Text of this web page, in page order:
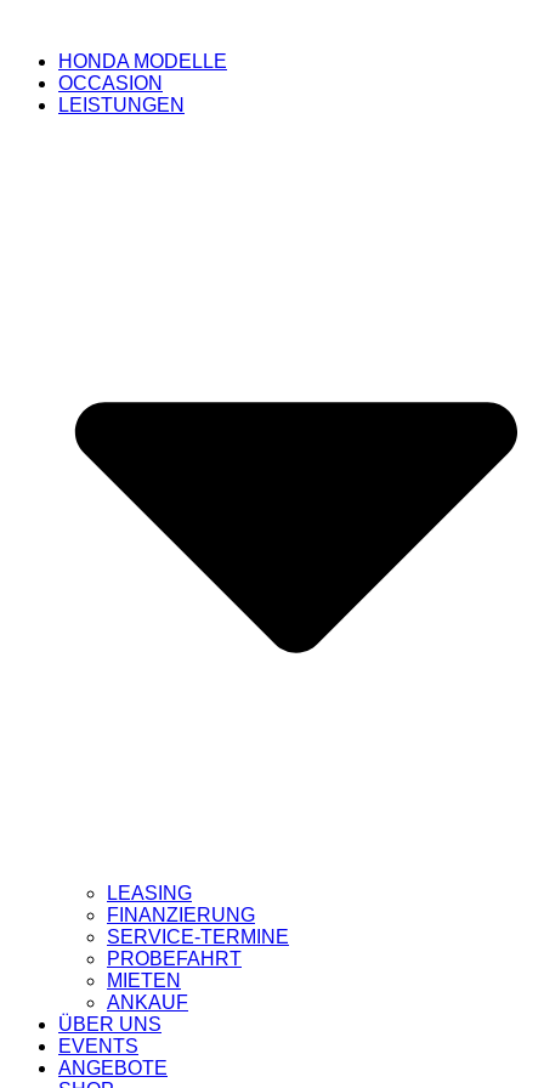
HONDA MODELLE
OCCASION
LEISTUNGEN
LEASING
FINANZIERUNG
SERVICE-TERMINE
PROBEFAHRT
MIETEN
ANKAUF
ÜBER UNS
EVENTS
ANGEBOTE